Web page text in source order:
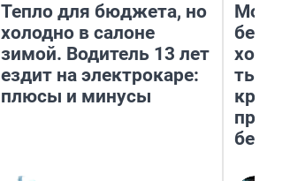
Тепло для бюджета, но
холодно в салоне
зимой. Водитель 13 лет
ездит на электрокаре:
плюсы и минусы
Мой